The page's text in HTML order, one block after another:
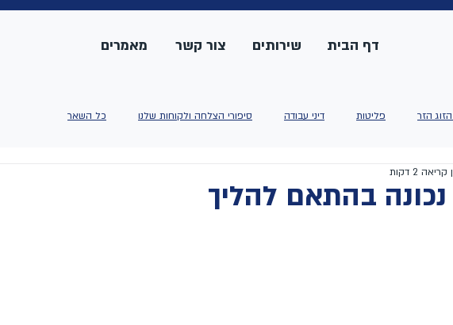
דף הבית שירותים צור קשר מאמרים
הזר פליטות דיני עבודה סיפורי הצלחה ולקוחות שלנו כל השאר
בהתאם להליך
2 דקות